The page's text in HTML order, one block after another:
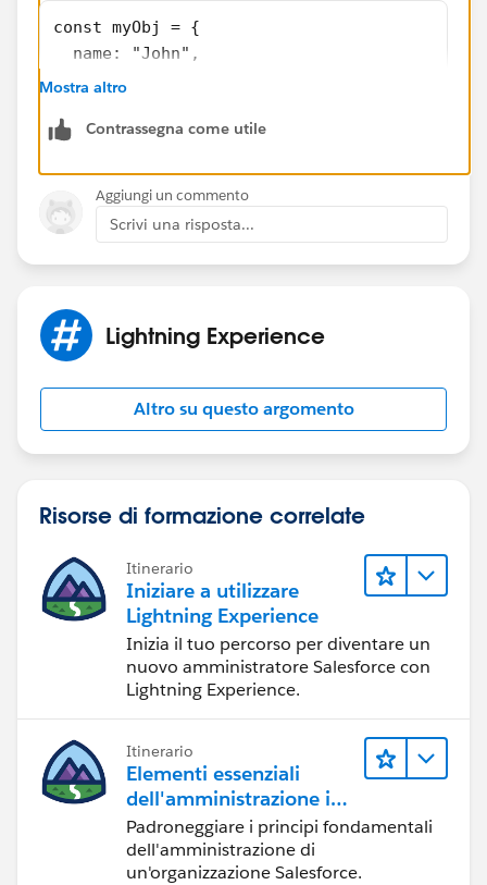
const myObj = {
name: "John",
age: 30,
{name:"Ford", models:["Fiesta", "Focus",
]
}
/////////////////////////////
x += "<h1>" + myObj.cars[i].name + "</
for (let j in myObj.cars[i].models) {
x += myObj.cars[i].models[j];
}
helps you.
Mukesh
Mostra altro
Contrassegna come utile
Aggiungi un commento
Scrivi una risposta...
Lightning Experience
Altro su questo argomento
Risorse di formazione correlate
Itinerario
Iniziare a utilizzare
Lightning Experience
Inizia il tuo percorso per diventare un
nuovo amministratore Salesforce con
Lightning Experience.
Itinerario
Elementi essenziali
dell'amministrazione in
Lightning Experience
Padroneggiare i principi fondamentali
dell'amministrazione di
un'organizzazione Salesforce.